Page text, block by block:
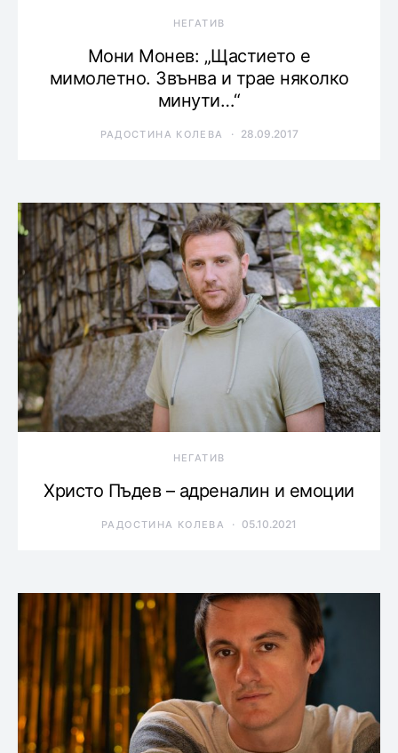
НЕГАТИВ
Мони Монев: „Щастието е
мимолетно. Звънва и трае няколко
минути…“
РАДОСТИНА КОЛЕВА 28.09.2017
НЕГАТИВ
Христо Пъдев – адреналин и емоции
РАДОСТИНА КОЛЕВА 05.10.2021